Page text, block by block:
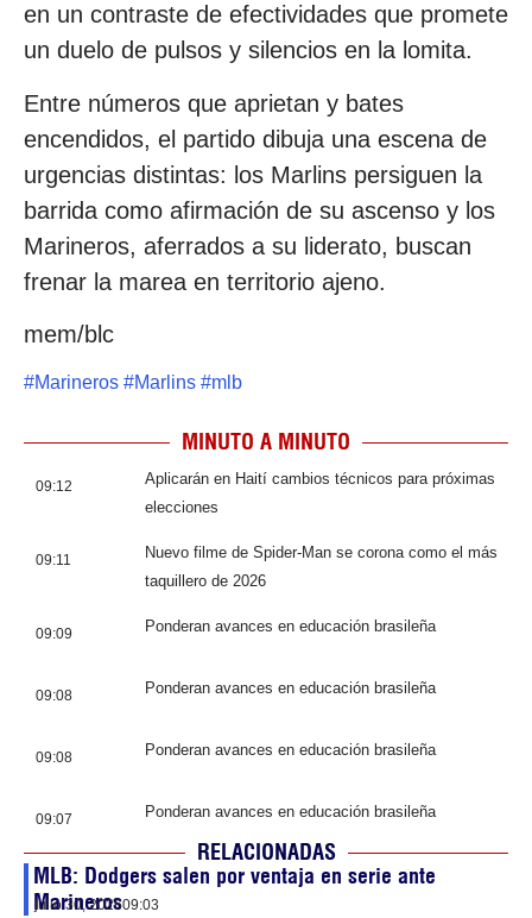
en un contraste de efectividades que promete
un duelo de pulsos y silencios en la lomita.
Entre números que aprietan y bates
encendidos, el partido dibuja una escena de
urgencias distintas: los Marlins persiguen la
barrida como afirmación de su ascenso y los
Marineros, aferrados a su liderato, buscan
frenar la marea en territorio ajeno.
mem/blc
#Marineros #Marlins #mlb
MINUTO A MINUTO
09:12
Aplicarán en Haití cambios técnicos para próximas
elecciones
09:11
Nuevo filme de Spider-Man se corona como el más
taquillero de 2026
09:09 Ponderan avances en educación brasileña
09:08 Ponderan avances en educación brasileña
09:08 Ponderan avances en educación brasileña
09:07 Ponderan avances en educación brasileña
RELACIONADAS
MLB: Dodgers salen por ventaja en serie ante
Marineros
julio 30, 202609:03